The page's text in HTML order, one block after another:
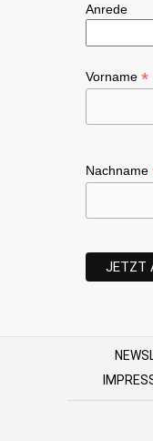
Anrede
Vorname *
Nachname